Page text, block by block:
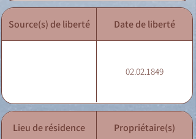
Source(s) de liberté Date de liberté
02.02.1849
Lieu de résidence Propriétaire(s)